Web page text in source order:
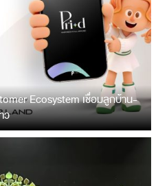
Ecosystem เชื่อมลูกบ้าน-
ว